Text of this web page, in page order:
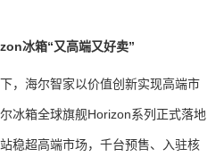
冰箱“又高端又好卖”
海尔智家以价值创新实现高端市
冰箱全球旗舰Horizon系列正式落地
稳超高端市场，千台预售、入驻核